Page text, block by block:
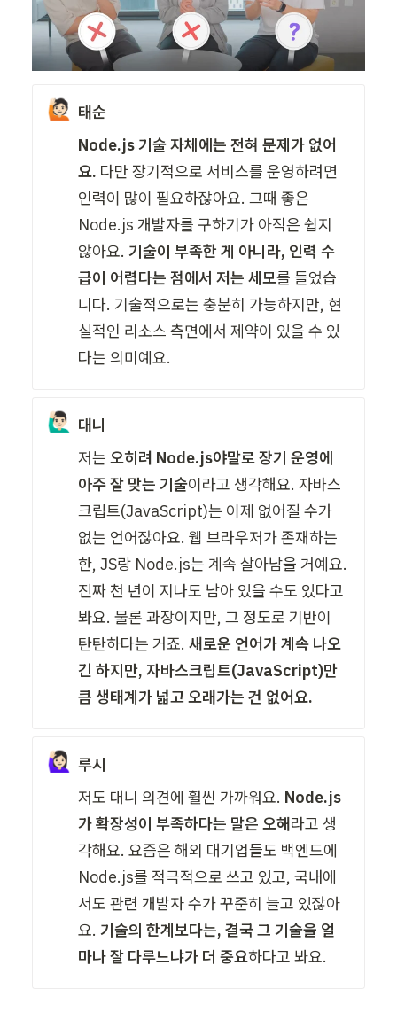
🙋🏻 태순
Node.js 기술 자체에는 전혀 문제가 없어
요. 다만 장기적으로 서비스를 운영하려면
인력이 많이 필요하잖아요. 그때 좋은
Node.js 개발자를 구하기가 아직은 쉽지
않아요. 기술이 부족한 게 아니라, 인력 수
급이 어렵다는 점에서 저는 세모를 들었습
니다. 기술적으로는 충분히 가능하지만, 현
실적인 리소스 측면에서 제약이 있을 수 있
다는 의미예요.
🙋🏻‍♂️ 대니
저는 오히려 Node.js야말로 장기 운영에
아주 잘 맞는 기술이라고 생각해요. 자바스
크립트(JavaScript)는 이제 없어질 수가
없는 언어잖아요. 웹 브라우저가 존재하는
한, JS랑 Node.js는 계속 살아남을 거예요.
진짜 천 년이 지나도 남아 있을 수도 있다고
봐요. 물론 과장이지만, 그 정도로 기반이
탄탄하다는 거죠. 새로운 언어가 계속 나오
긴 하지만, 자바스크립트(JavaScript)만
큼 생태계가 넓고 오래가는 건 없어요.
🙋🏻‍♀️ 루시
저도 대니 의견에 훨씬 가까워요. Node.js
가 확장성이 부족하다는 말은 오해라고 생
각해요. 요즘은 해외 대기업들도 백엔드에
Node.js를 적극적으로 쓰고 있고, 국내에
서도 관련 개발자 수가 꾸준히 늘고 있잖아
요. 기술의 한계보다는, 결국 그 기술을 얼
마나 잘 다루느냐가 더 중요하다고 봐요.